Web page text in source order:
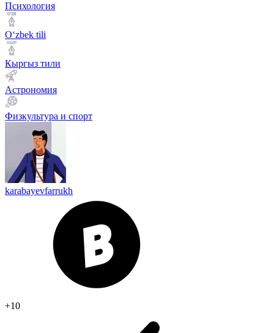
Психология
Оʻzbek tili
Кыргыз тили
Астрономия
Физкультура и спорт
karabayevfarrukh
+10